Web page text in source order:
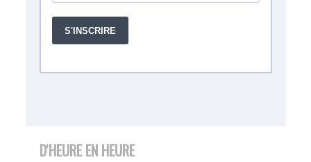
D'HEURE EN HEURE